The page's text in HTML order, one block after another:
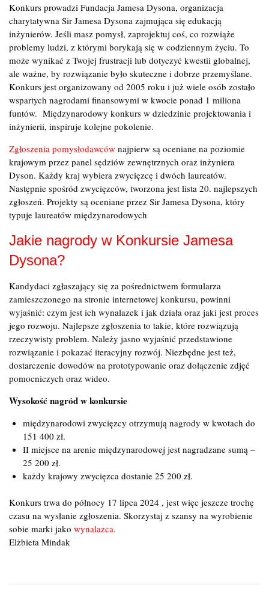
Konkurs prowadzi Fundacja Jamesa Dysona, organizacja
charytatywna Sir Jamesa Dysona zajmująca się edukacją
inżynierów. Jeśli masz pomysł, zaprojektuj coś, co rozwiąże
problemy ludzi, z którymi borykają się w codziennym życiu. To
może wynikać z Twojej frustracji lub dotyczyć kwestii globalnej,
ale ważne, by rozwiązanie było skuteczne i dobrze przemyślane.
Konkurs jest organizowany od 2005 roku i już wiele osób zostało
wspartych nagrodami finansowymi w kwocie ponad 1 miliona
funtów. Międzynarodowy konkurs w dziedzinie projektowania i
inżynierii, inspiruje kolejne pokolenie.
Zgłoszenia pomysłodawców najpierw są oceniane na poziomie
krajowym przez panel sędziów zewnętrznych oraz inżyniera
Dyson. Każdy kraj wybiera zwycięzcę i dwóch laureatów.
Następnie spośród zwycięzców, tworzona jest lista 20. najlepszych
zgłoszeń. Projekty są oceniane przez Sir Jamesa Dysona, który
typuje laureatów międzynarodowych
Jakie nagrody w Konkursie Jamesa
Dysona?
Kandydaci zgłaszający się za pośrednictwem formularza
zamieszczonego na stronie internetowej konkursu, powinni
wyjaśnić: czym jest ich wynalazek i jak działa oraz jaki jest proces
jego rozwoju. Najlepsze zgłoszenia to takie, które rozwiązują
rzeczywisty problem. Należy jasno wyjaśnić przedstawione
rozwiązanie i pokazać iteracyjny rozwój. Niezbędne jest też,
dostarczenie dowodów na prototypowanie oraz dołączenie zdjęć
pomocniczych oraz wideo.
Wysokość nagród w konkursie
międzynarodowi zwycięzcy otrzymują nagrody w kwotach do
151 400 zł.
II miejsce na arenie międzynarodowej jest nagradzane sumą –
25 200 zł.
każdy krajowy zwycięzca dostanie 25 200 zł.
Konkurs trwa do północy 17 lipca 2024 , jest więc jeszcze trochę
czasu na wysłanie zgłoszenia. Skorzystaj z szansy na wyrobienie
sobie marki jako wynalazca.
Elżbieta Mindak